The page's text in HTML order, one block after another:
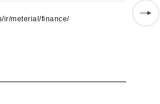
ir/meterial/finance/